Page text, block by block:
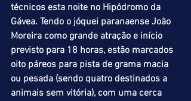
técnicos esta noite no Hipódromo da
Gávea. Tendo o jóquei paranaense João
Moreira como grande atração e início
previsto para 18 horas, estão marcados
oito páreos para pista de grama macia
ou pesada (sendo quatro destinados a
animais sem vitória), com uma cerca